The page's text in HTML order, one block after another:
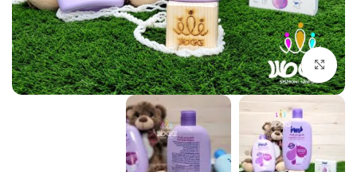
بزرگنمایی تصویر